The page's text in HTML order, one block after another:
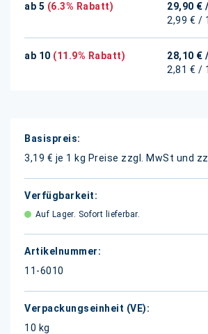
ab 5 (6.3% Rabatt) 29,90 €
2,99 € /
ab 10 (11.9% Rabatt) 28,10 €
2,81 € /
Weitere
Informationen
3,19 € je 1 kg Preise zzgl. MwSt und
Auf Lager. Sofort lieferbar.
11-6010
10 kg